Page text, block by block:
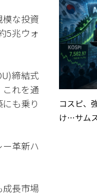
な投資
5兆ウォ
締結式
れを通
も乗り
革新ハ
長市場
コスピ、
け…サム